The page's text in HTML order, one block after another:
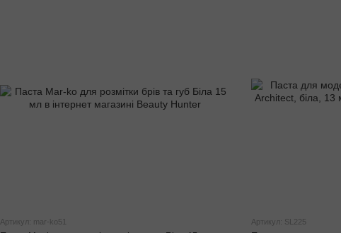
Артикул: mar-ko51 Артикул: SL225